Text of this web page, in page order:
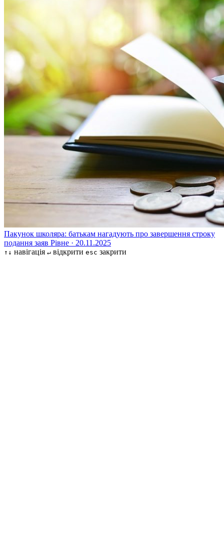
Пакунок школяра: батькам нагадують про завершення строку
подання заяв Рівне · 20.11.2025
↑↓ навігація ↵ відкрити esc закрити